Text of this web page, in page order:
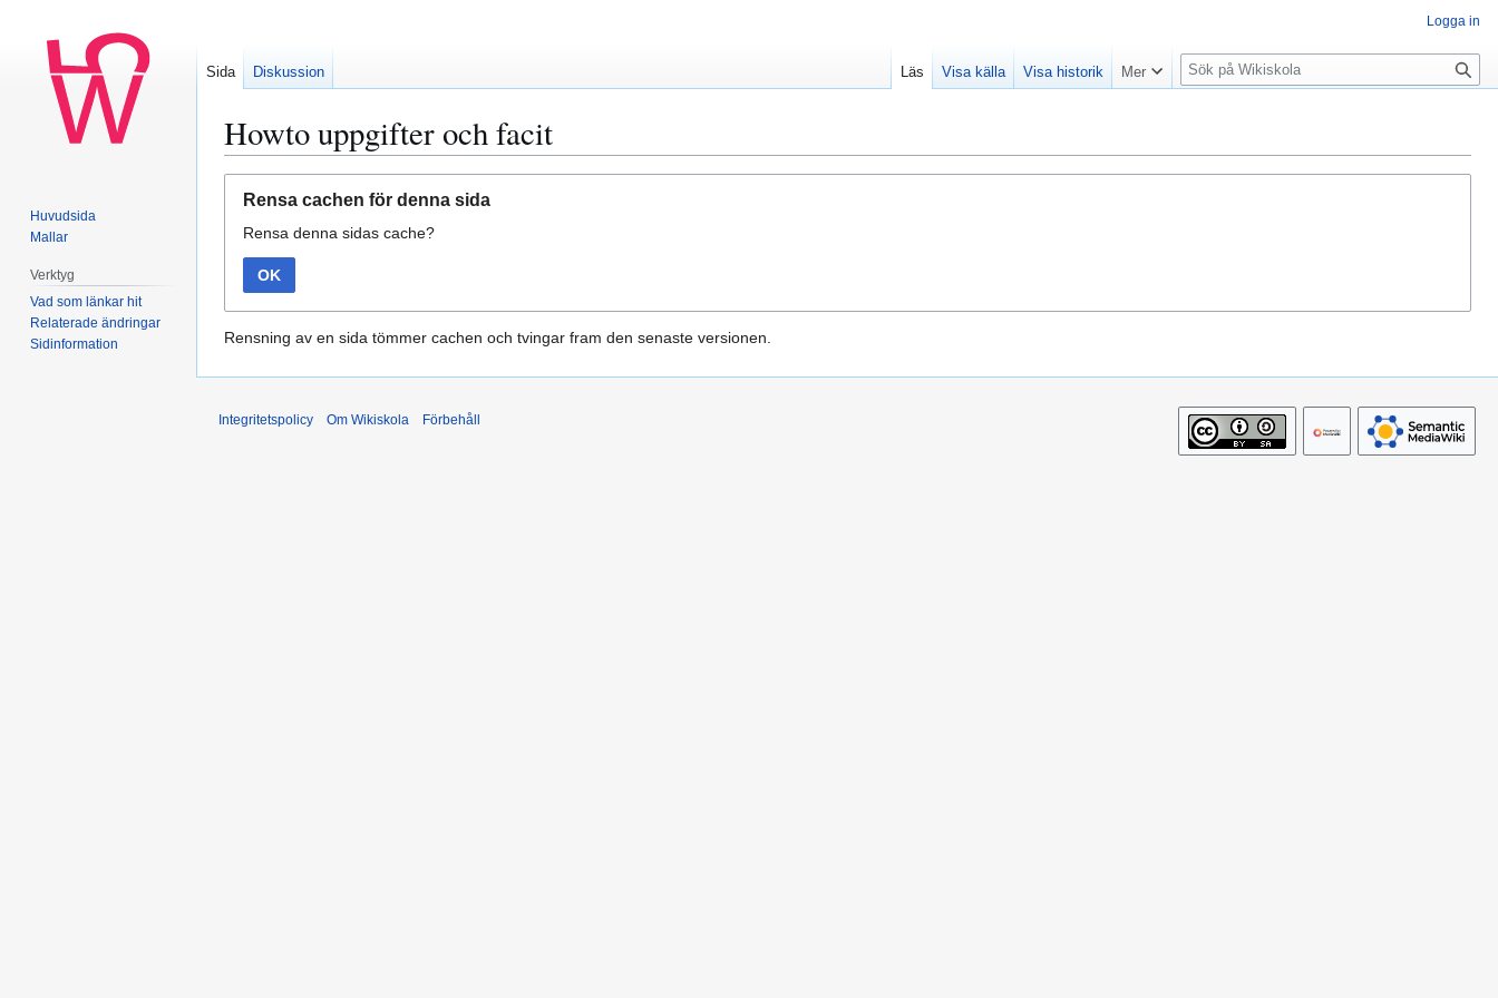
Howto uppgifter och facit
navigering
sök
Rensa cachen för denna sida
Rensa denna sidas cache?
OK
Rensning av en sida tömmer cachen och tvingar fram den senaste versionen.
Logga in
Sida Diskussion Läs Visa källa Visa historik Mer
S
ö
Huvudsida
Mallar
Verktyg
Vad som länkar hit
Relaterade ändringar
Sidinformation
Integritetspolicy Om Wikiskola Förbehåll